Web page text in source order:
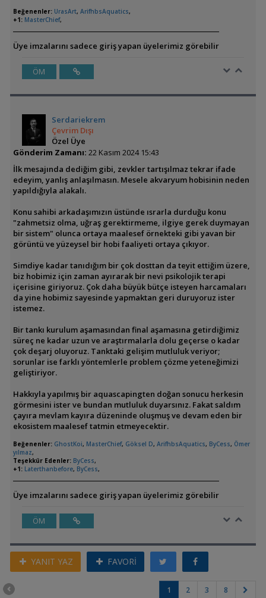
Beğenenler: UrasArt, ArifhbsAquatics,
+1: MasterChief,
Üye imzalarını sadece giriş yapan üyelerimiz görebilir
ÖM
Serdariekrem
Çevrim Dışı
Özel Üye
Gönderim Zamanı: 22 Kasım 2024 15:43
İlk mesajında dediğim gibi, zevkler tartışılmaz tekrar ifade
edeyim, yanlış anlaşılmasın. Mesele akvaryum hobisinin neden
yapıldığıyla alakalı.
Konu sahibi arkadaşımızın üstünde ısrarla durduğu konu
"zahmetsiz olma, uğraş gerektirmeme, ilgiye gerek duymayan
bir sistem" olunca ortaya maalesef örnekteki gibi yavan bir
görüntü ve yüzeysel bir hobi faaliyeti ortaya çıkıyor.
Simdiye kadar tanıdığım bir çok dosttan da teyit ettiğim üzere,
biz hobimiz için zaman ayırarak bir nevi psikolojik terapi
içerisine giriyoruz. Çok daha büyük bütçe isteyen harcamaları
da yine hobimiz sayesinde yapmaktan geri duruyoruz ister
istemez.
Bir tankı kurulum aşamasından final aşamasına getirdiğimiz
süreç ne kadar uzun ve araştırmalarla dolu geçerse o kadar
çok deşarj oluyoruz. Tanktaki gelişim mutluluk veriyor;
sorunlar ise farklı yöntemlerle problem çözme yeteneğimizi
geliştiriyor.
Hakkıyla yapılmış bir aquascapingten doğan sonucu herkesin
görmesini ister ve bundan mutluluk duyarsınız. Fakat saldım
çayıra mevlam kayıra düzeninde oluşmuş ve devam eden bir
ekosistem maalesef tatmin etmeyecektir.
Beğenenler: GhostKoi, MasterChief, Göksel D, ArifhbsAquatics, ByCess, Ömer
yılmaz,
Teşekkür Edenler: ByCess,
+1: Laterthanbefore, ByCess,
Üye imzalarını sadece giriş yapan üyelerimiz görebilir
ÖM
YANIT YAZ FAVORİ
1 2 3 8